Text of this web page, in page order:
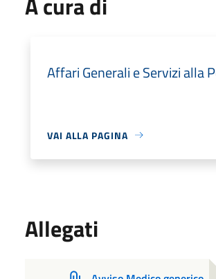
Affari Generali e Servizi alla
VAI ALLA PAGINA
Allegati